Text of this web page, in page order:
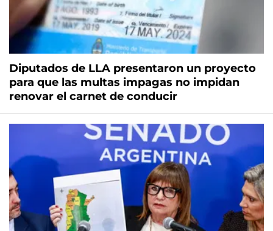
Diputados de LLA presentaron un proyecto
para que las multas impagas no impidan
renovar el carnet de conducir